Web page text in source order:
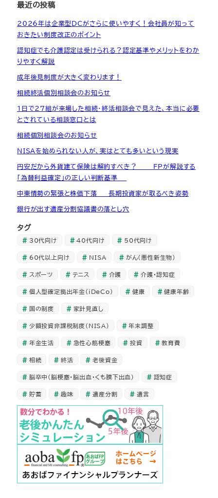
最近の投稿
2026年は企業型DCがさらに使いやすく！会社員が知って
おきたい制度改正のポイント
認知症でも介護認定は受けられる？認定基準やメリットをわか
りやすく解説
成年後見制度が大きく変わります！
相続終活個別相談会のお知らせ
1日で27組が来場した相続・終活相談会で見えた、本当に必要
とされている相談窓口とは
相続個別相談会のお知らせ
NISAを始められない人が、実はとても多いという現実
円安だから外貨建て保険は解約すべき？ ― FPが解説する
「為替利益確定」の正しい判断基準 ―
中東情勢の緊張と株価下落 ― 長期投資家が取るべき姿勢
銀行が出す遺産分割協議書の落とし穴
タグ
30代向け 40代向け 50代向け
60代以上向け NISA がん（悪性新生物）
スポーツ テニス 介護 介護・認知症
個人型確定拠出年金（iDeCo） 健康 健康年齢
国の制度 家計見直し
少額投資非課税制度（NISA） 年末調整
年金生活 急性心筋梗塞 投資 教育費
相続 終活 老後資金
脳卒中（脳梗塞・脳出血・くも膜下出血） 認知症
貯蓄 趣味 遺産分割 遺言